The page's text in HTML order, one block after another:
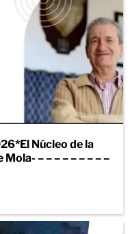
Núcleo de la
– – – – – – – – –